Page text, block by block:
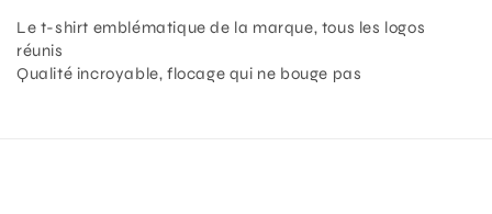
Le t-shirt emblématique de la marque, tous les logos
réunis
Qualité incroyable, flocage qui ne bouge pas